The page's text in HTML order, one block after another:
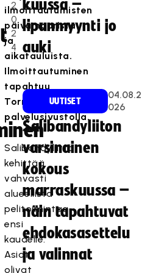
2
0
2
4
ilmoittautumisten
päivämääristä
ja
aikatauluista.
Ilmoittautuminen
tapahtuu
TorneoPal-
palvelusivustolla.
Salibandyliitto
kehittää
vahvasti
alueellista
pelitoimintaa
ensi
kaudelle.
Asiat
olivat
kuussa –
lipunmyynti jo
auki
UUTISET
04.08.2
026
Salibandyliiton
varsinainen
kokous
marraskuussa –
näin tapahtuvat
ehdokasasettelu
ja valinnat